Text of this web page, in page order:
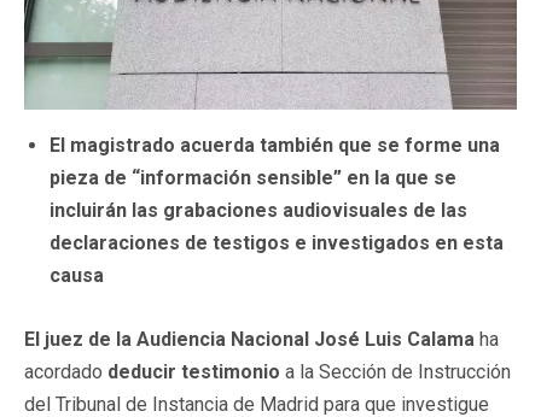
El magistrado acuerda también que se forme una
pieza de “información sensible” en la que se
incluirán las grabaciones audiovisuales de las
declaraciones de testigos e investigados en esta
causa
El juez de la Audiencia Nacional José Luis Calama ha
acordado deducir testimonio a la Sección de Instrucción
del Tribunal de Instancia de Madrid para que investigue